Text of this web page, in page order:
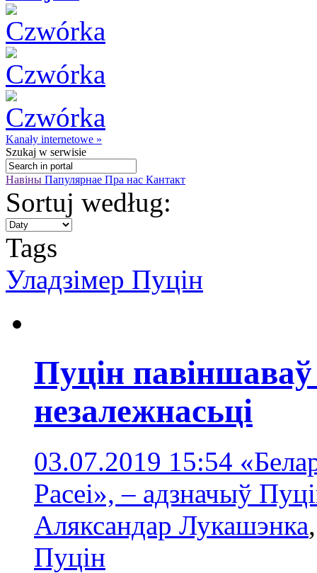
Kanały internetowe »
Szukaj w serwisie
Навіны Папулярнае Пра нас Кантакт
Sortuj według:
Tags
Уладзімер Пуцін
Пуцін
незалежнасьці
03.07.2019 15:54
Расеі», – адзначыў
Аляксандар Лукашэнка
Пуцін